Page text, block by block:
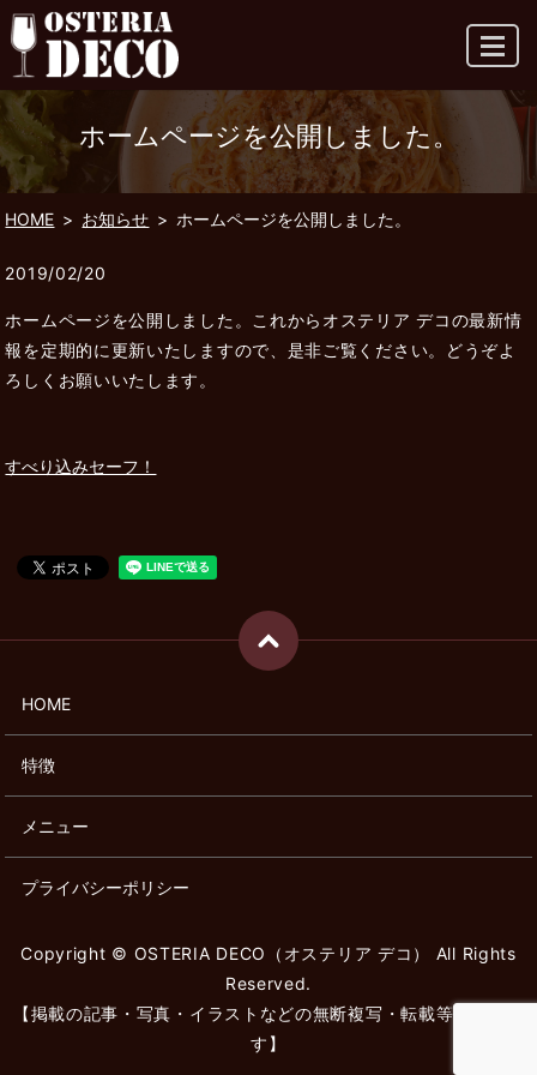
MENU
ホームページを公開しました。
HOME お知らせ ホームページを公開しました。
2019/02/20
ホームページを公開しました。これからオステリア デコの最新情
報を定期的に更新いたしますので、是非ご覧ください。どうぞよ
ろしくお願いいたします。
すべり込みセーフ！
HOME
特徴
メニュー
プライバシーポリシー
Copyright © OSTERIA DECO（オステリア デコ） All Rights
Reserved.
【掲載の記事・写真・イラストなどの無断複写・転載等を禁じま
す】